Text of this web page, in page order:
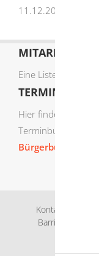
11.12.2025
Eine Liste der
TERMIN
Hier finden Sie die
Terminbuchung:
Bürgerbüro
Kontakt
Barrierefreiheit